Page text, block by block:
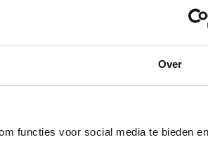
Over
functies voor social media te bieden